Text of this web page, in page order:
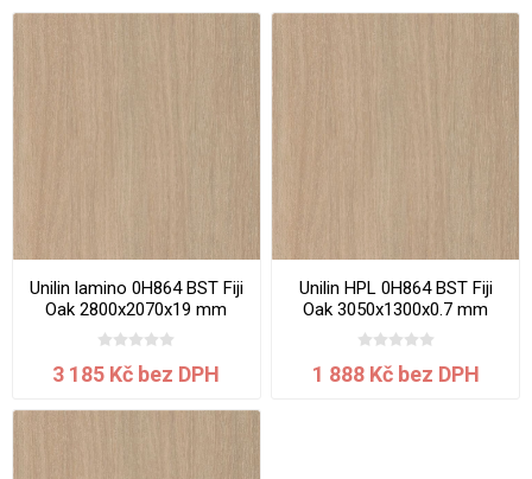
Unilin lamino 0H864 BST Fiji
Oak 2800x2070x19 mm
3 185 Kč bez DPH
Unilin HPL 0H864 BST Fiji
Oak 3050x1300x0.7 mm
1 888 Kč bez DPH